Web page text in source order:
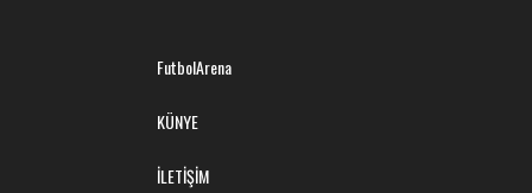
FutbolArena
KÜNYE
İLETİŞİM